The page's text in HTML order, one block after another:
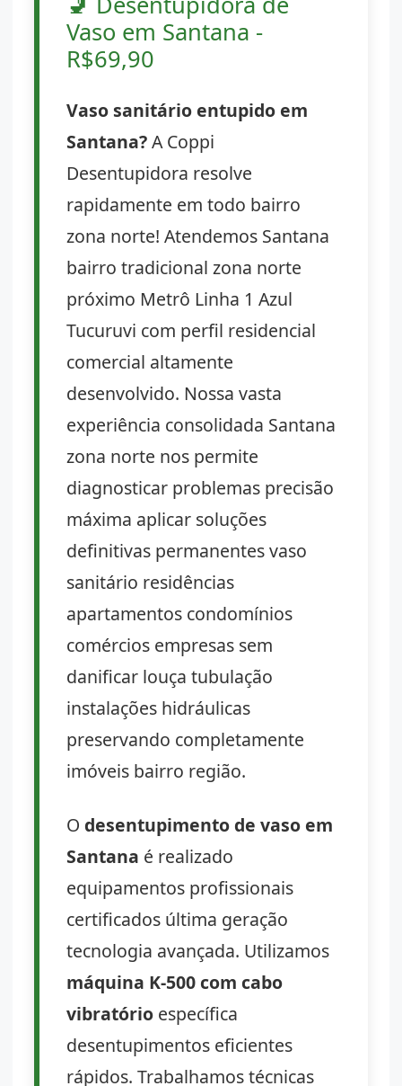
Vaso em Santana -
R$69,90
Vaso sanitário entupido em
Santana?A Coppi
Desentupidora resolve
rapidamente em todo bairro
zona norte! Atendemos Santana
bairro tradicional zona norte
próximo Metrô Linha 1 Azul
Tucuruvi com perfil residencial
comercial altamente
desenvolvido. Nossa vasta
experiência consolidada Santana
zona norte nos permite
diagnosticar problemas precisão
máxima aplicar soluções
definitivas permanentes vaso
sanitário residências
apartamentos condomínios
comércios empresas sem
danificar louça tubulação
instalações hidráulicas
preservando completamente
imóveis bairro região.
O desentupimento de vaso em
Santana é realizado
equipamentos profissionais
certificados última geração
tecnologia avançada. Utilizamos
máquina K-500 com cabo
vibratório específica
desentupimentos eficientes
rápidos. Trabalhamos técnicas